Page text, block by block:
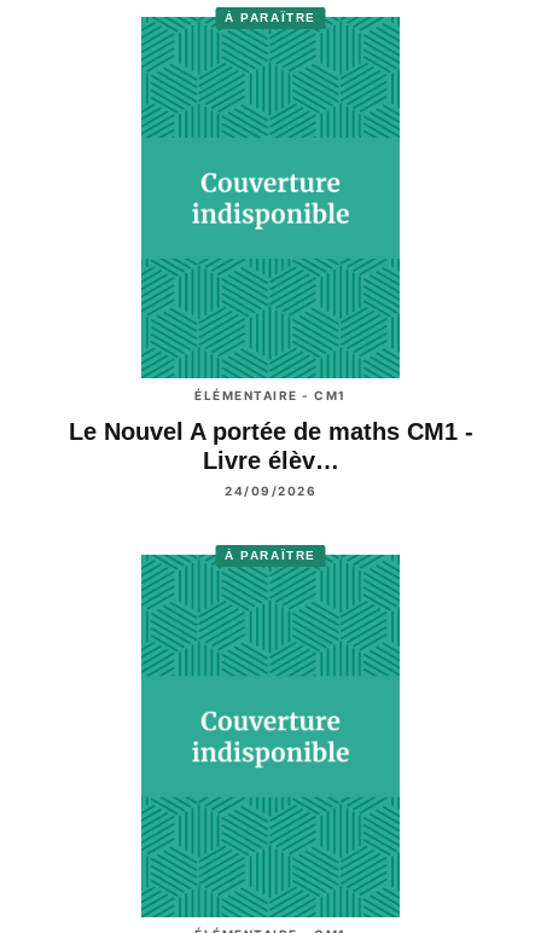
À PARAÎTRE
ÉLÉMENTAIRE - CM1
Le Nouvel A portée de maths CM1 -
Livre élèv…
24/09/2026
À PARAÎTRE